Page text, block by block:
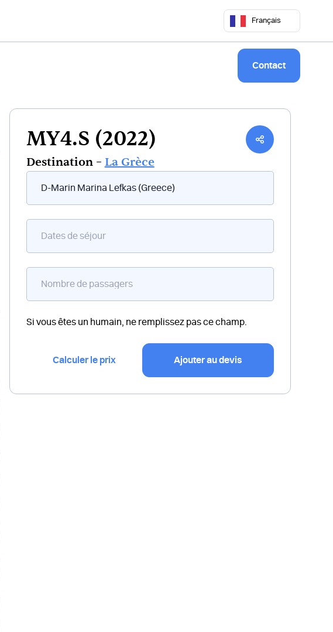
Français
Contact
MY4.S (2022)
Destination – La Grèce
flottant
bateau
Si vous êtes un humain, ne remplissez pas ce champ.
Calculer le prix Ajouter au devis